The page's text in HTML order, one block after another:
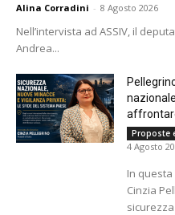
Alina Corradini - 8 Agosto 2026
Nell’intervista ad ASSIV, il
Andrea...
Proposte
4 Agosto
In questa
Cinzia